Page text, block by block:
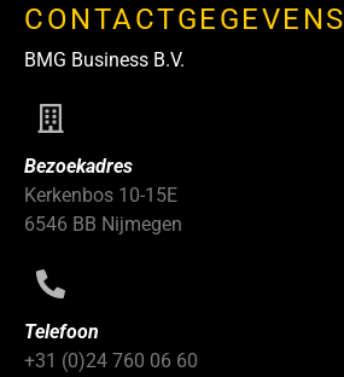
CONTACTGEGEVENS
BMG Business B.V.
Bezoekadres
Kerkenbos 10-15E
6546 BB Nijmegen
Telefoon
+31 (0)24 760 06 60